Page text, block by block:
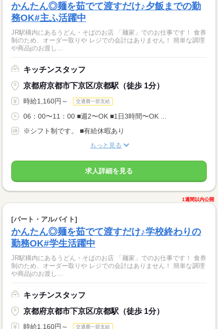
かんたん◎麺を茹でて渡すだけ♪夕飯までの勤
務OK#主ふ活躍中
JR駅構内にあるうどん・そばのお店 「麺家」でのお仕事です！ 食券
制のため、オーダー取りや レジでの会計はありません！ 簡単な調理
や商品jのお渡し...
キッチンスタッフ
京都府京都市下京区/京都駅（徒歩 1分）
時給1,160円～ 交通費一部支給
06：00〜11：00 ■週2〜OK ■1日3時間〜OK ...
※シフト制です。 ■有給休暇あり
もっと見る
求人詳細を見る
1週間以内公開
[パート・アルバイト]
かんたん◎麺を茹でて渡すだけ♪学校終わりの
勤務OK#学生活躍中
JR駅構内にあるうどん・そばのお店 「麺家」でのお仕事です！ 食券
制のため、オーダー取りや レジでの会計はありません！ 簡単な調理
や商品jのお渡し...
キッチンスタッフ
京都府京都市下京区/京都駅（徒歩 1分）
時給1,160円～ 交通費一部支給